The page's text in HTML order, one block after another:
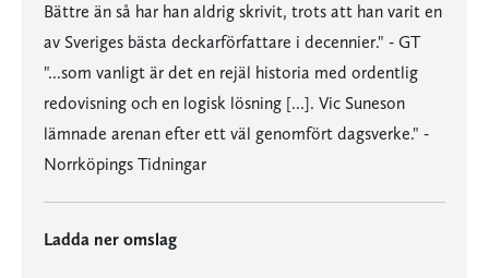
Bättre än så har han aldrig skrivit, trots att han varit en
av Sveriges bästa deckarförfattare i decennier." - GT
"...som vanligt är det en rejäl historia med ordentlig
redovisning och en logisk lösning [...]. Vic Suneson
lämnade arenan efter ett väl genomfört dagsverke." -
Norrköpings Tidningar
Ladda ner omslag